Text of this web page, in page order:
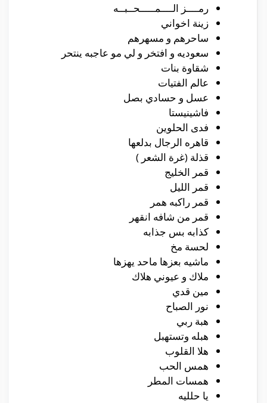
رمــــز الــــمـــــحــبــه
زينة اخواني
ساحرهم و مسهرهم
سعوديه و افتخر و لي مو عاجبه ينتحر
شقاوة بنات
عالم الفتيات
عسل و حسادي بصل
فاشينيستا
فدى الحلوين
قاهره الرجال بدلعها
قذلة (غرة الشعر )
قمر الخليج
قمر الليل
قمر راكبه همر
قمر من شافه انقهر
كذابه بس جذابه
لحسة مخ
ماشيه بعزها ماحد يهزها
ملاك و عيوني هلاك
مين قدي
نور الصباح
هبة ربي
هبله وتستهبل
هلا القلوب
همس الحب
همسات المطر
يا حلليه